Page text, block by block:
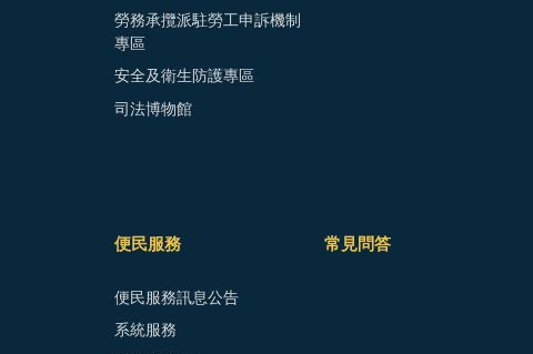
勞務承攬派駐勞工申訴機制
專區
安全及衛生防護專區
司法博物館
便民服務
便民服務訊息公告
系統服務
常見問答